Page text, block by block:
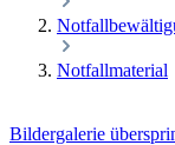
Notfallmaterial
Bildergalerie